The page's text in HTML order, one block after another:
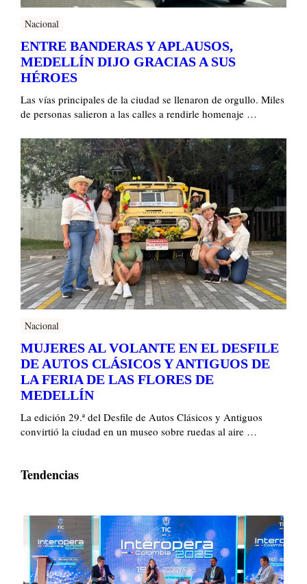
Nacional
ENTRE BANDERAS Y APLAUSOS,
MEDELLÍN DIJO GRACIAS A SUS
HÉROES
Las vías principales de la ciudad se llenaron de orgullo. Miles
de personas salieron a las calles a rendirle homenaje …
Nacional
MUJERES AL VOLANTE EN EL DESFILE
DE AUTOS CLÁSICOS Y ANTIGUOS DE
LA FERIA DE LAS FLORES DE
MEDELLÍN
La edición 29.ª del Desfile de Autos Clásicos y Antiguos
convirtió la ciudad en un museo sobre ruedas al aire …
Tendencias